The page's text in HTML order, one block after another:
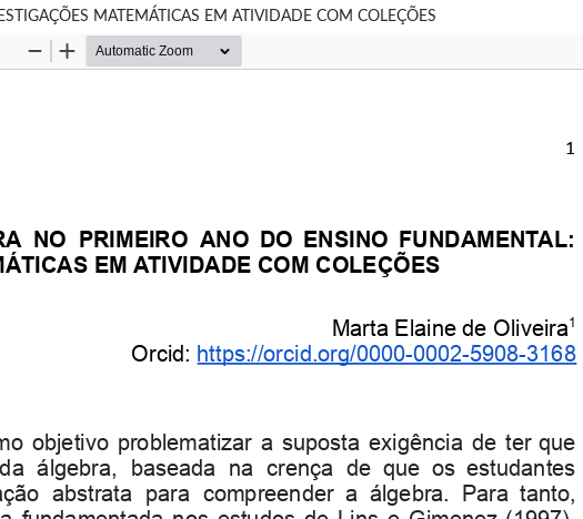
MATEMÁTICAS EM ATIVIDADE COM COLEÇÕES